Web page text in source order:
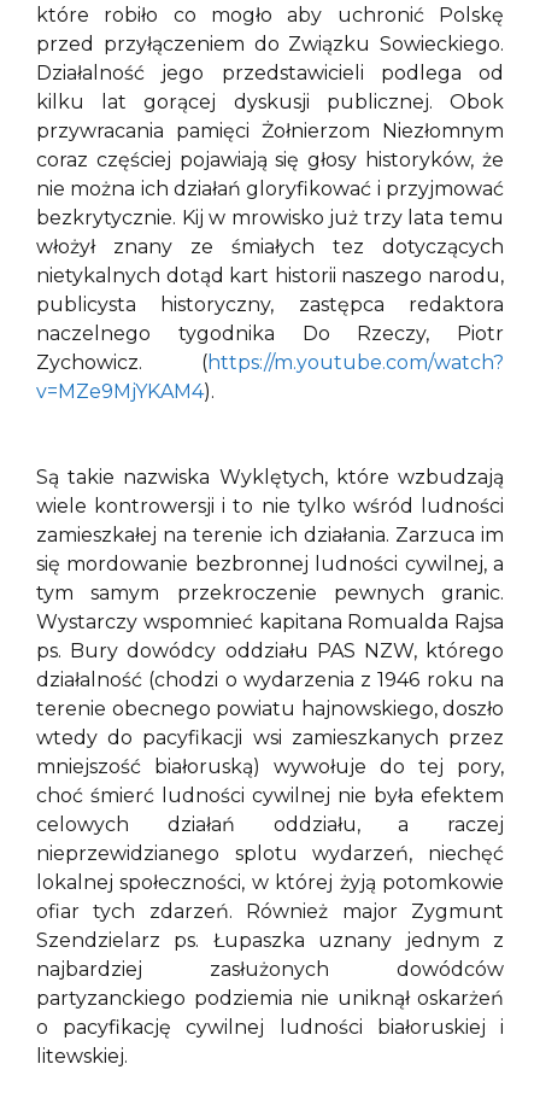
które robiło co mogło aby uchronić Polskę
przed przyłączeniem do Związku Sowieckiego.
Działalność jego przedstawicieli podlega od
kilku lat gorącej dyskusji publicznej. Obok
przywracania pamięci Żołnierzom Niezłomnym
coraz częściej pojawiają się głosy historyków, że
nie można ich działań gloryfikować i przyjmować
bezkrytycznie. Kij w mrowisko już trzy lata temu
włożył znany ze śmiałych tez dotyczących
nietykalnych dotąd kart historii naszego narodu,
publicysta historyczny, zastępca redaktora
naczelnego tygodnika Do Rzeczy, Piotr
Zychowicz. (https://m.youtube.com/watch?
v=MZe9MjYKAM4).
Są takie nazwiska Wyklętych, które wzbudzają
wiele kontrowersji i to nie tylko wśród ludności
zamieszkałej na terenie ich działania. Zarzuca im
się mordowanie bezbronnej ludności cywilnej, a
tym samym przekroczenie pewnych granic.
Wystarczy wspomnieć kapitana Romualda Rajsa
ps. Bury dowódcy oddziału PAS NZW, którego
działalność (chodzi o wydarzenia z 1946 roku na
terenie obecnego powiatu hajnowskiego, doszło
wtedy do pacyfikacji wsi zamieszkanych przez
mniejszość białoruską) wywołuje do tej pory,
choć śmierć ludności cywilnej nie była efektem
celowych działań oddziału, a raczej
nieprzewidzianego splotu wydarzeń, niechęć
lokalnej społeczności, w której żyją potomkowie
ofiar tych zdarzeń. Również major Zygmunt
Szendzielarz ps. Łupaszka uznany jednym z
najbardziej zasłużonych dowódców
partyzanckiego podziemia nie uniknął oskarżeń
o pacyfikację cywilnej ludności białoruskiej i
litewskiej.